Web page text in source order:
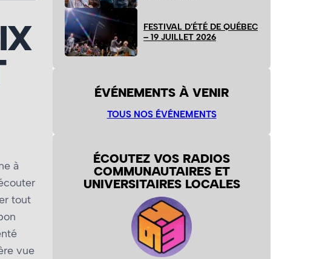
à
tout
vue
FESTIVAL D’ÉTÉ DE QUÉBEC
– 19 JUILLET 2026
ÉVÉNEMENTS À VENIR
TOUS NOS ÉVÉNEMENTS
ÉCOUTEZ VOS RADIOS
COMMUNAUTAIRES ET
UNIVERSITAIRES LOCALES